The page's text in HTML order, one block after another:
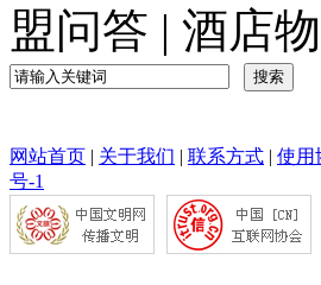
盟问答 | 酒店
网站首页 | 关于我们 | 联系方式 | 使用
号-1